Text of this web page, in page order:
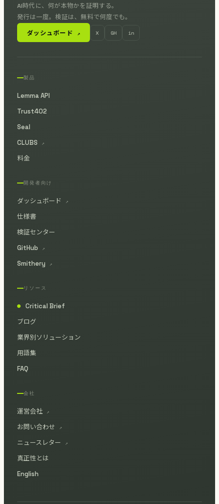
AI時代に、何が本物かを証明する。
発行は一度。検証は、無料で何度でも。
ダッシュボード ↗ X GH in
製品
Lemma API
Trust402
Seal
CLUBS
↗
料金
開発者向け
ダッシュボード ↗
仕様書
検証センター
GitHub
↗
Smithery ↗
リソース
●
Critical Brief
ブログ
業界別ソリューション
用語集
FAQ
会社
運営会社 ↗
お問い合わせ ↗
ニュースレター ↗
真正性とは
English